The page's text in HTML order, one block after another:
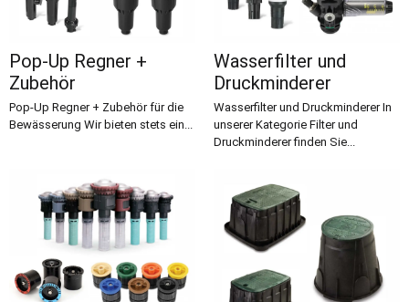
Pop-Up Regner +
Zubehör
Pop-Up Regner + Zubehör für die
Bewässerung Wir bieten stets ein...
Wasserfilter und
Druckminderer
Wasserfilter und Druckminderer In
unserer Kategorie Filter und
Druckminderer finden Sie...